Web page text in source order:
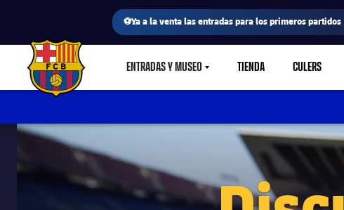
⚽Ya a la venta las entradas para los primeros partidos
FC Barcelona club badge ENTRADAS Y MUSEOLABEL.SHARE.CARETDOWN
TIENDA CULERS